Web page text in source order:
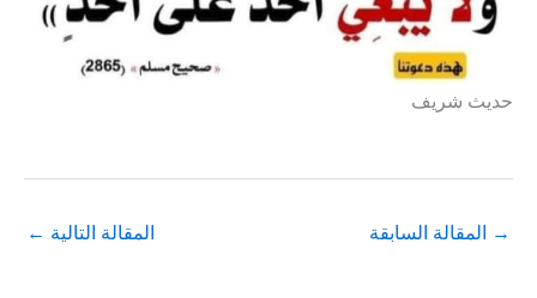
حديث شريف
→ المقالة السابقة المقالة التالية ←